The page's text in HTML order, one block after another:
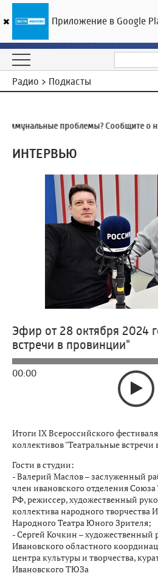
Радио > Подкасты
проблемы? Сообщите о
ИНТЕРВЬЮ
Эфир от 28 октября 2024
встречи в провинции"
00:00
Итоги IX Всероссийского
коллективов "Театральные
Гости в студии:
- Валерий Маслов – заслуженный
член ивановского отделения
РФ, режиссер, художественный
коллектива народного творчества
Народного Театра Юного Зрителя;
- Сергей Кочкин – художественный
Ивановского областного
центра культуры и творчества,
Ивановского ТЮЗа
Приложение в Google